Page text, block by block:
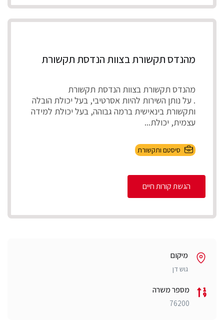
מהנדס תקשורת בצוות הנדסת תקשורת
מהנדס תקשורת בצוות הנדסת תקשורת
. על נותן השירות להיות אסרטיבי, בעל יכולת הובלה
ותקשורת בינאישית ברמה גבוהה, בעל יכולת למידה
עצמית, יכולת...
סיסטם ותקשורת
הגשת קורות חיים
מיקום
גוש דן
מספר משרה
76200